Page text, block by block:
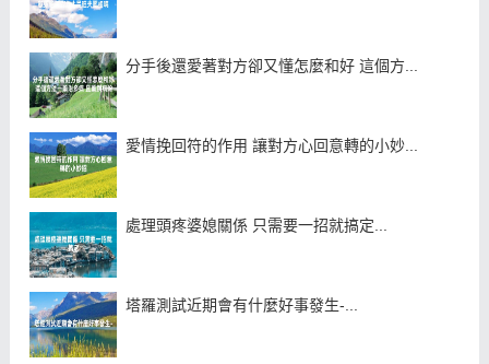
分手後還愛著對方卻又懂怎麼和好 這個方...
愛情挽回符的作用 讓對方心回意轉的小妙...
處理頭疼婆媳關係 只需要一招就搞定...
塔羅測試近期會有什麼好事發生-...